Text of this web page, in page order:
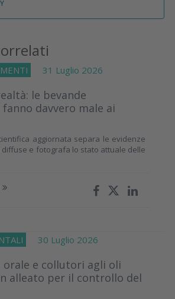
31 Luglio 2026
le bevande
davvero male ai
aggiornata separa le evidenze
diffuse e fotografa lo stato attuale delle
30 Luglio 2026
orale e collutori agli oli
alleato per il controllo del